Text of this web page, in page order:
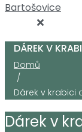
Bartošovice
DÁREK V
Domů
/
Dárek v krabici
Dárek v